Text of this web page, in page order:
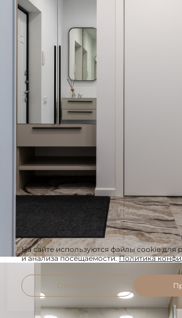
На сайте используются файлы cookie для
и анализа посещаемости.Политика
Отклонить